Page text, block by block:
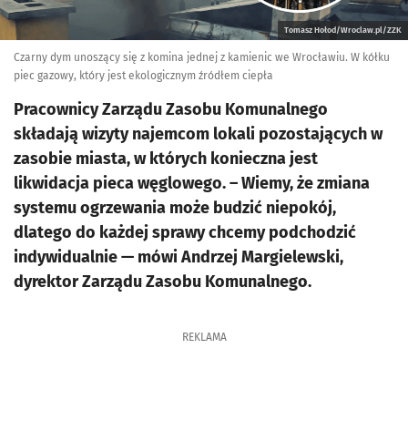
Tomasz Hołod/Wroclaw.pl/ZZK
Czarny dym unoszący się z komina jednej z kamienic we Wrocławiu. W kółku
piec gazowy, który jest ekologicznym źródłem ciepła
Pracownicy Zarządu Zasobu Komunalnego
składają wizyty najemcom lokali pozostających w
zasobie miasta, w których konieczna jest
likwidacja pieca węglowego. – Wiemy, że zmiana
systemu ogrzewania może budzić niepokój,
dlatego do każdej sprawy chcemy podchodzić
indywidualnie — mówi Andrzej Margielewski,
dyrektor Zarządu Zasobu Komunalnego.
REKLAMA